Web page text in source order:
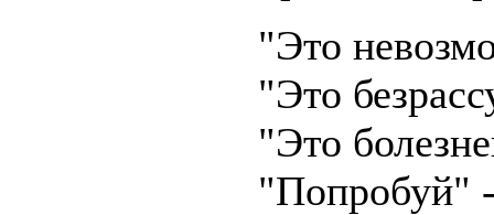
"Это
"Это
"Это
"Попробуй" -